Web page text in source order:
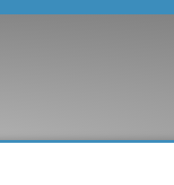
لتكوين المدربين